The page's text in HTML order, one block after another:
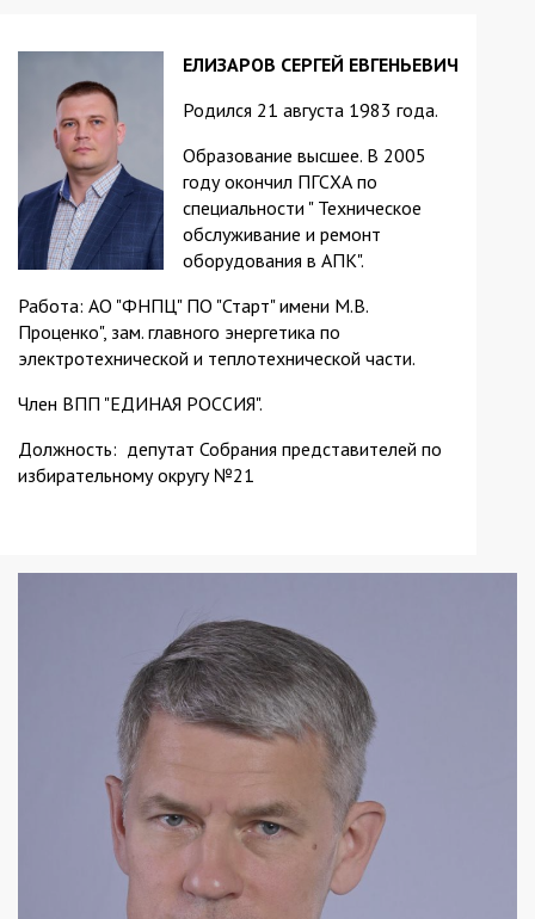
ЕЛИЗАРОВ СЕРГЕЙ ЕВГЕНЬЕВИЧ
Родился 21 августа 1983 года.
Образование высшее. В 2005
году окончил ПГСХА по
специальности " Техническое
обслуживание и ремонт
оборудования в АПК".
Работа: АО "ФНПЦ" ПО "Старт" имени М.В.
Проценко", зам. главного энергетика по
электротехнической и теплотехнической части.
Член ВПП "ЕДИНАЯ РОССИЯ".
Должность: депутат Собрания представителей по
избирательному округу №21